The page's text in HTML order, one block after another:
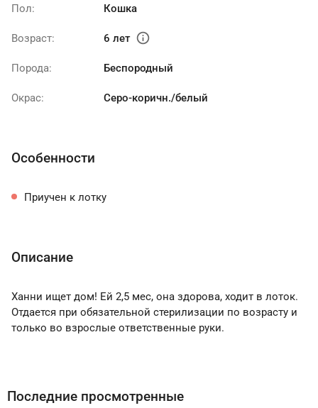
Пол: Кошка
Возраст: 6 лет info
Порода: Беспородный
Окрас: Серо-коричн./белый
Особенности
Приучен к лотку
Описание
Ханни ищет дом! Ей 2,5 мес, она здорова, ходит в лоток.
Отдается при обязательной стерилизации по возрасту и
только во взрослые ответственные руки.
Последние просмотренные